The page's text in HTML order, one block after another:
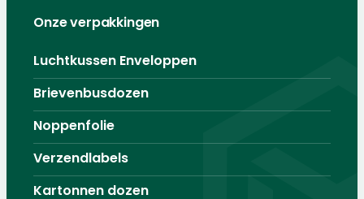
Onze verpakkingen
Luchtkussen Enveloppen
Brievenbusdozen
Noppenfolie
Verzendlabels
Kartonnen dozen